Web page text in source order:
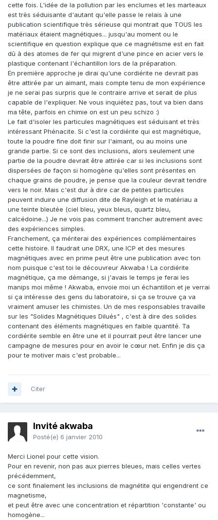
cette fois. L'idée de la pollution par les enclumes et les marteaux
est très séduisante d'autant qu'elle passe le relais à une
publication scientifique très sérieuse qui montrait que TOUS les
matériaux étaient magnétiques... jusqu'au moment ou le
scientifique en question explique que ce magnétisme est en fait
dû à des atomes de fer qui migrent d'une pince en acier vers le
plastique contenant l'échantillon lors de la préparation.
En première approche je dirai qu'une cordiérite ne devrait pas
être attirée par un aimant, mais compte tenu de mon expérience
je ne serai pas surpris que le contraire arrive et serait de plus
capable de l'expliquer. Ne vous inquiétez pas, tout va bien dans
ma tête, parfois en chimie on est un peu schizo :)
Le fait d'isoler les particules magnétiques est séduisant et très
intéressant Phénacite. Si c'est la cordiérite qui est magnétique,
toute la poudre fine doit finir sur l'aimant, ou au moins une
grande partie. Si ce sont des inclusions, alors seulement une
partie de la poudre devrait être attirée car si les inclusions sont
dispersées de façon si homogène qu'elles sont présentes en
chaque grains de poudre, je pense que la couleur devrait tendre
vers le noir. Mais c'est dur à dire car de petites particules
peuvent induire une diffusion dite de Rayleigh et le matériau a
une teinte bleutée (ciel bleu, yeux bleus, quartz bleu,
calcédoine...) Je ne vois pas comment trancher autrement avec
des expériences simples.
Franchement, ça mériterai des expériences complémentaires
cette histoire. Il faudrait une DRX, une ICP et des mesures
magnétiques avec en prime peut être une publication avec ton
nom puisque c'est toi le découvreur Akwaba ! La cordiérite
magnétique, ça me démange, si j'avais le temps je ferai les
manips moi même ! Akwaba, envoie moi un échantillon et je verrai
si ça intéresse des gens du laboratoire, si ça se trouve ça va
vraiment amuser les chimistes. Un de mes responsables travaille
sur les "Solides Magnétiques Dilués" , c'est à dire des solides
contenant des éléments magnétiques en faible quantité. Ta
cordiérite semble en être une et il pourrait peut être lancer une
campagne de mesures pour en avoir le cœur net. Enfin je dis ça
pour te motiver mais c'est probable...
Citer
Invité akwaba
Posté(e) 6 janvier 2010
Merci Lionel pour cette vision.
Pour en revenir, non pas aux pierres bleues, mais celles vertes
précédemment,
ce sont finalement les inclusions de magnétite qui engendrent ce
magnetisme,
et peut être avec une concentration et répartition 'constante' ou
homogène...